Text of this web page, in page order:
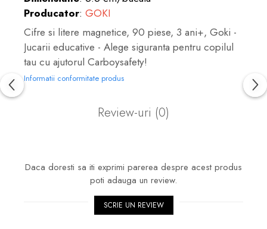
Producator: GOKI
Cifre si litere magnetice, 90 piese, 3 ani+, Goki -
Jucarii educative - Alege siguranta pentru copilul
tau cu ajutorul Carboysafety!
Informatii conformitate produs
Review-uri (0)
Daca doresti sa iti exprimi parerea despre acest produs
poti adauga un review.
SCRIE UN REVIEW